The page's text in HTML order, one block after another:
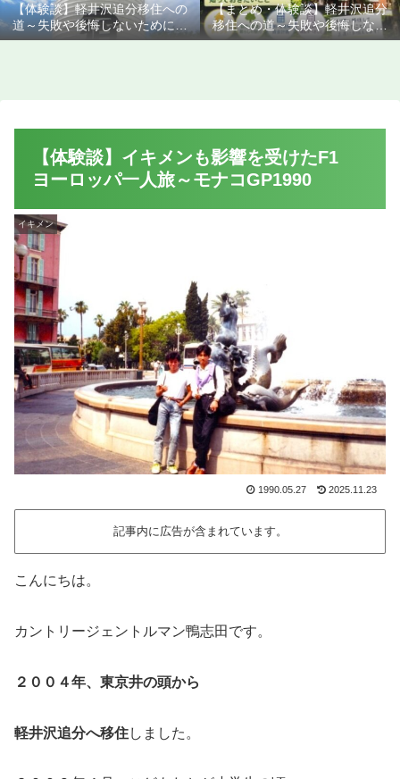
【体験談】軽井沢追分移住への
道～失敗や後悔しないために知
っておきたいこと
【まとめ・体験談】軽井沢追分
移住への道～失敗や後悔しない
ために知っておきたいこと
【体験談】イキメンも影響を受けたF1
ヨーロッパ一人旅～モナコGP1990
イキメン
1990.05.27 2025.11.23
記事内に広告が含まれています。
こんにちは。
カントリージェントルマン鴨志田です。
２００４年、東京井の頭から
軽井沢追分へ移住しました。